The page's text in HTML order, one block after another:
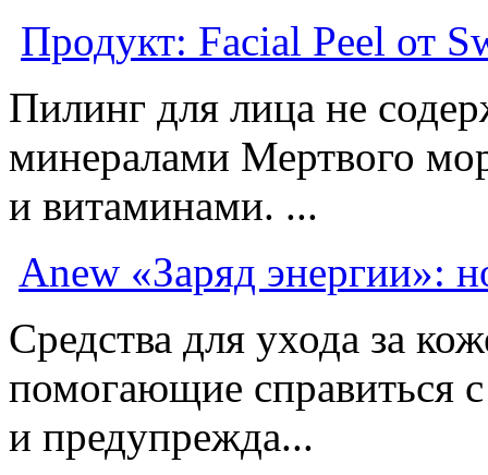
Продукт: Facial Peel от
Пилинг для лица не
минералами Мертвого
и витаминами. ...
Anew «Заряд энергии»:
Средства для ухода за
помогающие справиться
и предупрежда...